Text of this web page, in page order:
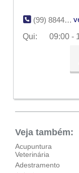
(99) 8844-8174
Qui:
09:00 -
Veja também:
Acupuntura
Veterinária
Adestramento